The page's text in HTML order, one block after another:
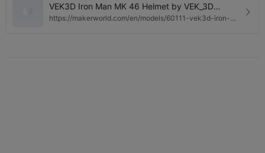
VEK3D Iron Man MK 46 Helmet by VEK_3D
MakerWorld: Download Free 3D Models
https://makerworld.com/en/models/60111-vek3d-iron-